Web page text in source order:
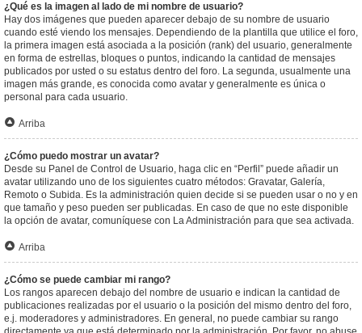
¿Qué es la imagen al lado de mi nombre de usuario?
Hay dos imágenes que pueden aparecer debajo de su nombre de usuario
cuando esté viendo los mensajes. Dependiendo de la plantilla que utilice el foro,
la primera imagen está asociada a la posición (rank) del usuario, generalmente
en forma de estrellas, bloques o puntos, indicando la cantidad de mensajes
publicados por usted o su estatus dentro del foro. La segunda, usualmente una
imagen más grande, es conocida como avatar y generalmente es única o
personal para cada usuario.
Arriba
¿Cómo puedo mostrar un avatar?
Desde su Panel de Control de Usuario, haga clic en “Perfil” puede añadir un
avatar utilizando uno de los siguientes cuatro métodos: Gravatar, Galería,
Remoto o Subida. Es la administración quien decide si se pueden usar o no y en
que tamaño y peso pueden ser publicadas. En caso de que no este disponible
la opción de avatar, comuníquese con La Administración para que sea activada.
Arriba
¿Cómo se puede cambiar mi rango?
Los rangos aparecen debajo del nombre de usuario e indican la cantidad de
publicaciones realizadas por el usuario o la posición del mismo dentro del foro,
e.j. moderadores y administradores. En general, no puede cambiar su rango